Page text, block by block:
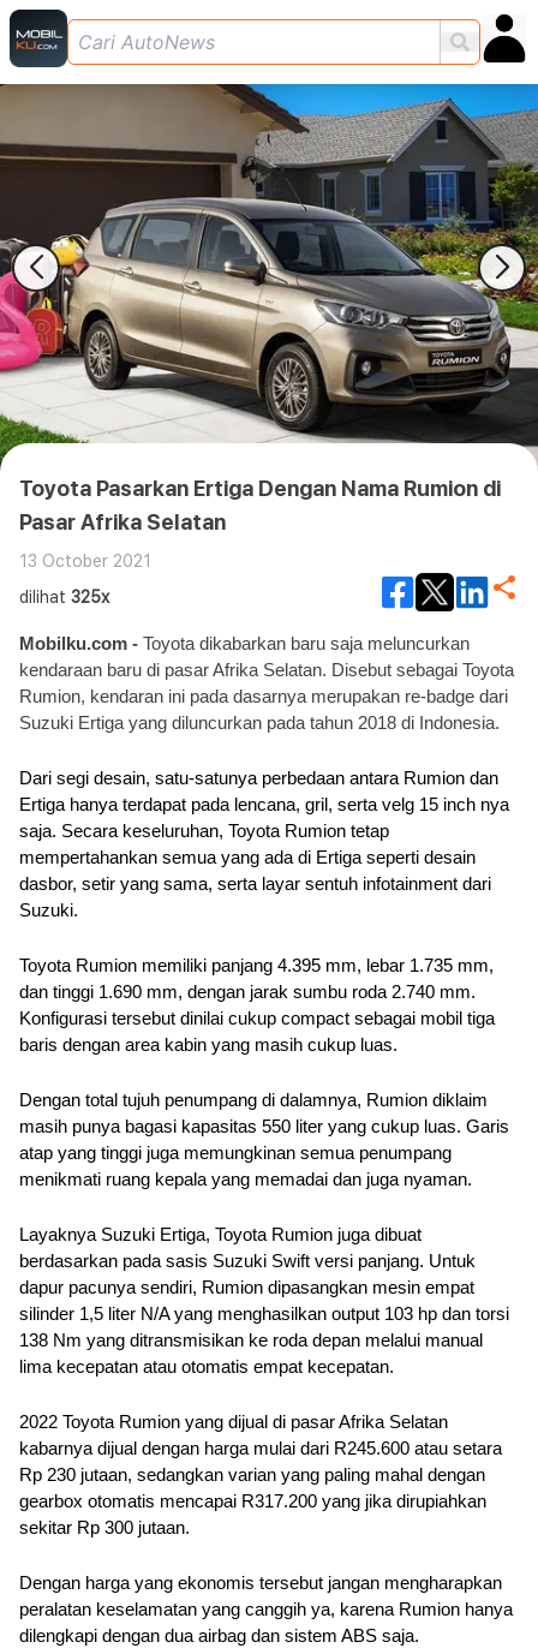
Toyota Pasarkan Ertiga Dengan Nama Rumion di
Pasar Afrika Selatan
13 October 2021
dilihat 325x
Mobilku.com - Toyota dikabarkan baru saja meluncurkan
kendaraan baru di pasar Afrika Selatan. Disebut sebagai Toyota
Rumion, kendaran ini pada dasarnya merupakan re-badge dari
Suzuki Ertiga yang diluncurkan pada tahun 2018 di Indonesia.
Dari segi desain, satu-satunya perbedaan antara Rumion dan
Ertiga hanya terdapat pada lencana, gril, serta velg 15 inch nya
saja. Secara keseluruhan, Toyota Rumion tetap
mempertahankan semua yang ada di Ertiga seperti desain
dasbor, setir yang sama, serta layar sentuh infotainment dari
Suzuki.
Toyota Rumion memiliki panjang 4.395 mm, lebar 1.735 mm,
dan tinggi 1.690 mm, dengan jarak sumbu roda 2.740 mm.
Konfigurasi tersebut dinilai cukup compact sebagai mobil tiga
baris dengan area kabin yang masih cukup luas.
Dengan total tujuh penumpang di dalamnya, Rumion diklaim
masih punya bagasi kapasitas 550 liter yang cukup luas. Garis
atap yang tinggi juga memungkinan semua penumpang
menikmati ruang kepala yang memadai dan juga nyaman.
Layaknya Suzuki Ertiga, Toyota Rumion juga dibuat
berdasarkan pada sasis Suzuki Swift versi panjang. Untuk
dapur pacunya sendiri, Rumion dipasangkan mesin empat
silinder 1,5 liter N/A yang menghasilkan output 103 hp dan torsi
138 Nm yang ditransmisikan ke roda depan melalui manual
lima kecepatan atau otomatis empat kecepatan.
2022 Toyota Rumion yang dijual di pasar Afrika Selatan
kabarnya dijual dengan harga mulai dari R245.600 atau setara
Rp 230 jutaan, sedangkan varian yang paling mahal dengan
gearbox otomatis mencapai R317.200 yang jika dirupiahkan
sekitar Rp 300 jutaan.
Dengan harga yang ekonomis tersebut jangan mengharapkan
peralatan keselamatan yang canggih ya, karena Rumion hanya
dilengkapi dengan dua airbag dan sistem ABS saja.